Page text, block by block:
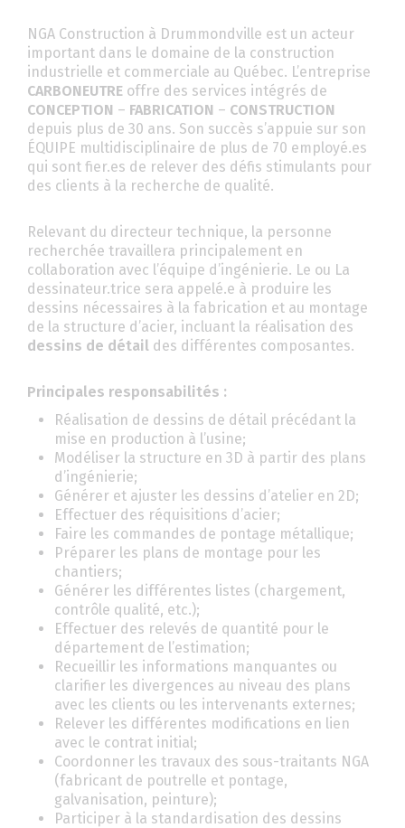
NGA Construction à Drummondville est un acteur
important dans le domaine de la construction
industrielle et commerciale au Québec. L’entreprise
CARBONEUTRE offre des services intégrés de
CONCEPTION – FABRICATION – CONSTRUCTION
depuis plus de 30 ans. Son succès s’appuie sur son
ÉQUIPE multidisciplinaire de plus de 70 employé.es
qui sont fier.es de relever des défis stimulants pour
des clients à la recherche de qualité.
Relevant du directeur technique, la personne
recherchée travaillera principalement en
collaboration avec l’équipe d’ingénierie. Le ou La
dessinateur.trice sera appelé.e à produire les
dessins nécessaires à la fabrication et au montage
de la structure d’acier, incluant la réalisation des
dessins de détail des différentes composantes.
Principales responsabilités :
Réalisation de dessins de détail précédant la
mise en production à l’usine;
Modéliser la structure en 3D à partir des plans
d’ingénierie;
Générer et ajuster les dessins d’atelier en 2D;
Effectuer des réquisitions d’acier;
Faire les commandes de pontage métallique;
Préparer les plans de montage pour les
chantiers;
Générer les différentes listes (chargement,
contrôle qualité, etc.);
Effectuer des relevés de quantité pour le
département de l’estimation;
Recueillir les informations manquantes ou
clarifier les divergences au niveau des plans
avec les clients ou les intervenants externes;
Relever les différentes modifications en lien
avec le contrat initial;
Coordonner les travaux des sous-traitants NGA
(fabricant de poutrelle et pontage,
galvanisation, peinture);
Participer à la standardisation des dessins